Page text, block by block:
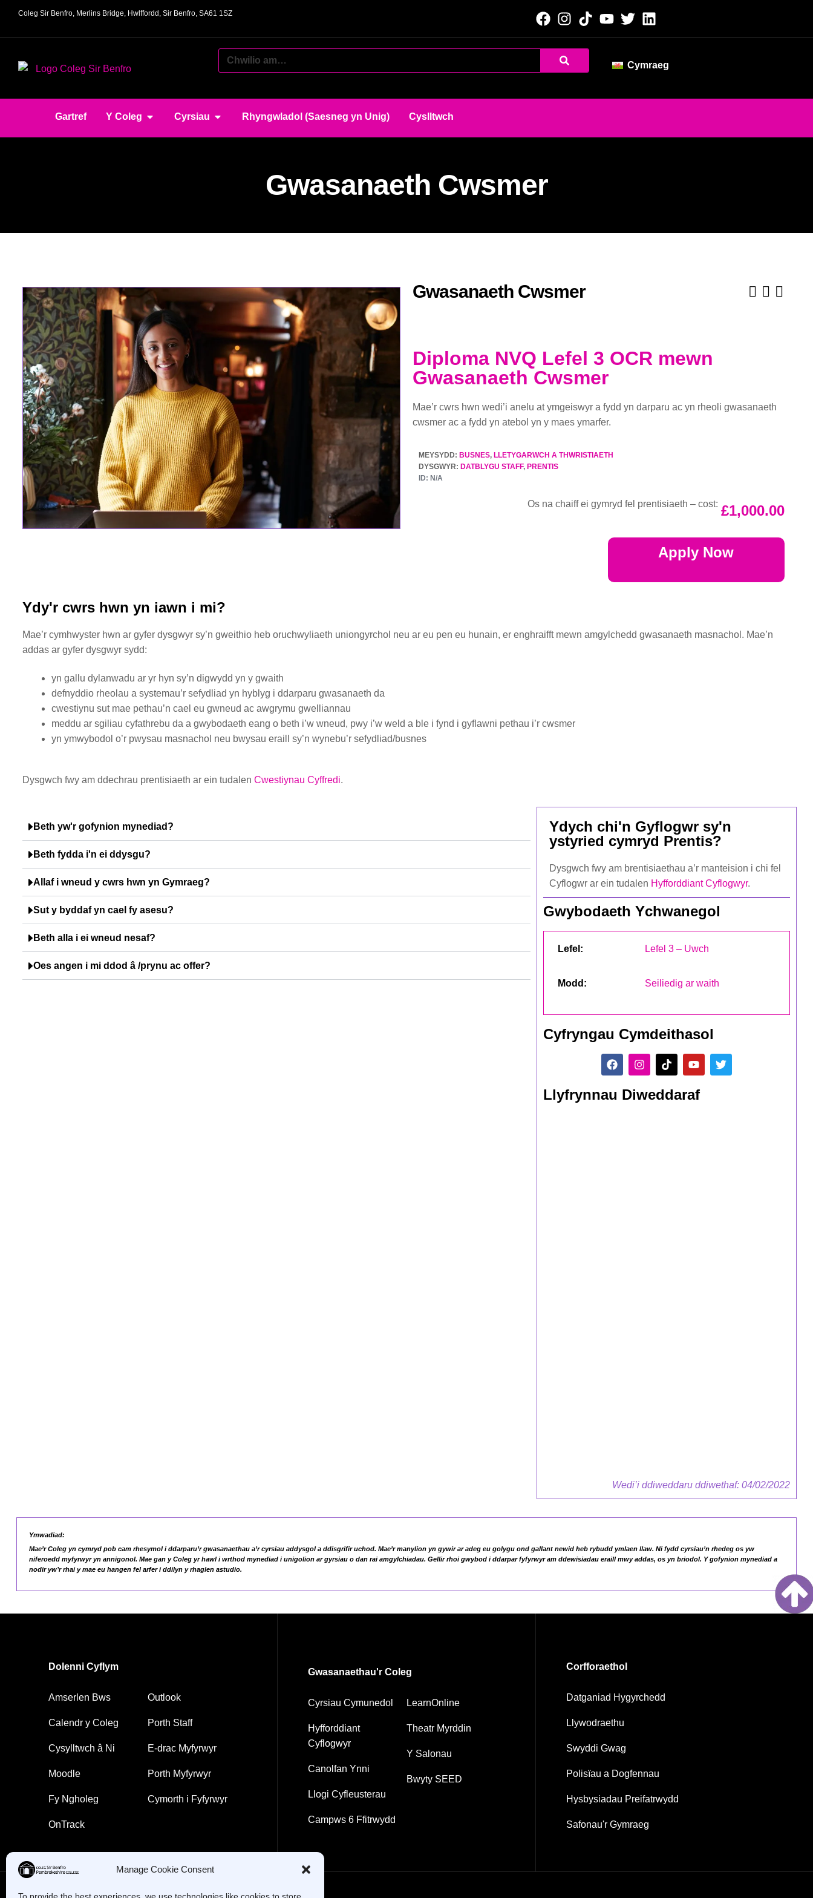
Manage Cookie Consent
Coleg Sir Benfro, Merlins Bridge, Hwlffordd, Sir Benfro, SA61 1SZ
Cymraeg
Gartref Y Coleg Cyrsiau Rhyngwladol (Saesneg yn Unig) Cyslltwch
Gwasanaeth Cwsmer
Gwasanaeth Cwsmer
Diploma NVQ Lefel 3 OCR mewn
Gwasanaeth Cwsmer
Mae’r cwrs hwn wedi’i anelu at ymgeiswyr a fydd yn darparu ac yn rheoli gwasanaeth
cwsmer ac a fydd yn atebol yn y maes ymarfer.
MEYSYDD: BUSNES, LLETYGARWCH A THWRISTIAETH
DYSGWYR: DATBLYGU STAFF, PRENTIS
ID: N/A
Os na chaiff ei gymryd fel prentisiaeth – cost: £1,000.00
Apply Now
Ydy'r cwrs hwn yn iawn i mi?
Mae’r cymhwyster hwn ar gyfer dysgwyr sy’n gweithio heb oruchwyliaeth uniongyrchol neu ar eu pen eu hunain, er enghraifft mewn amgylchedd gwasanaeth masnachol. Mae’n
addas ar gyfer dysgwyr sydd:
yn gallu dylanwadu ar yr hyn sy’n digwydd yn y gwaith
defnyddio rheolau a systemau’r sefydliad yn hyblyg i ddarparu gwasanaeth da
cwestiynu sut mae pethau’n cael eu gwneud ac awgrymu gwelliannau
meddu ar sgiliau cyfathrebu da a gwybodaeth eang o beth i’w wneud, pwy i’w weld a ble i fynd i gyflawni pethau i’r cwsmer
yn ymwybodol o’r pwysau masnachol neu bwysau eraill sy’n wynebu’r sefydliad/busnes
Dysgwch fwy am ddechrau prentisiaeth ar ein tudalen Cwestiynau Cyffredi.
Beth yw'r gofynion mynediad?
Beth fydda i'n ei ddysgu?
Allaf i wneud y cwrs hwn yn Gymraeg?
Sut y byddaf yn cael fy asesu?
Beth alla i ei wneud nesaf?
Oes angen i mi ddod â /prynu ac offer?
Ydych chi'n Gyflogwr sy'n
ystyried cymryd Prentis?
Dysgwch fwy am brentisiaethau a’r manteision i chi fel
Cyflogwr ar ein tudalen Hyfforddiant Cyflogwyr.
Gwybodaeth Ychwanegol
Lefel: Lefel 3 – Uwch
Modd: Seiliedig ar waith
Cyfryngau Cymdeithasol
Llyfrynnau Diweddaraf
Wedi’i ddiweddaru ddiwethaf: 04/02/2022
Ymwadiad:
Mae’r Coleg yn cymryd pob cam rhesymol i ddarparu’r gwasanaethau a’r cyrsiau addysgol a ddisgrifir uchod. Mae’r manylion yn gywir ar adeg eu golygu ond gallant newid heb rybudd ymlaen llaw. Ni fydd cyrsiau’n rhedeg os yw
niferoedd myfyrwyr yn annigonol. Mae gan y Coleg yr hawl i wrthod mynediad i unigolion ar gyrsiau o dan rai amgylchiadau. Gellir rhoi gwybod i ddarpar fyfyrwyr am ddewisiadau eraill mwy addas, os yn briodol. Y gofynion mynediad a
nodir yw’r rhai y mae eu hangen fel arfer i ddilyn y rhaglen astudio.
Dolenni Cyflym
Amserlen Bws
Calendr y Coleg
Cysylltwch â Ni
Moodle
Fy Ngholeg
OnTrack
Outlook
Porth Staff
E-drac Myfyrwyr
Porth Myfyrwyr
Cymorth i Fyfyrwyr
Gwasanaethau'r Coleg
Cyrsiau Cymunedol
Hyfforddiant
Cyflogwyr
Canolfan Ynni
Llogi Cyfleusterau
Campws 6 Ffitrwydd
LearnOnline
Theatr Myrddin
Y Salonau
Bwyty SEED
Corfforaethol
Datganiad Hygyrchedd
Llywodraethu
Swyddi Gwag
Polisïau a Dogfennau
Hysbysiadau Preifatrwydd
Safonau'r Gymraeg